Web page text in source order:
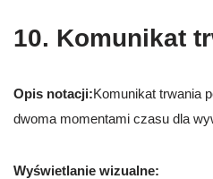
10. Komunikat
Opis notacji:Komunikat trwania
dwoma momentami czasu dla
Wyświetlanie wizualne: